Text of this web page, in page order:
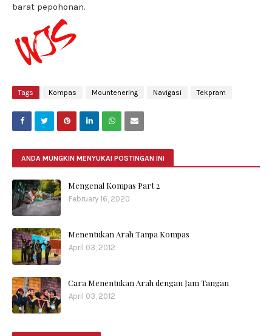
barat pepohonan.
Tags Kompas Mountenering Navigasi Tekpram
ANDA MUNGKIN MENYUKAI POSTINGAN INI
Mengenal Kompas Part 2
February 16, 2020
Menentukan Arah Tanpa Kompas
April 03, 2012
Cara Menentukan Arah dengan Jam Tangan
April 03, 2012